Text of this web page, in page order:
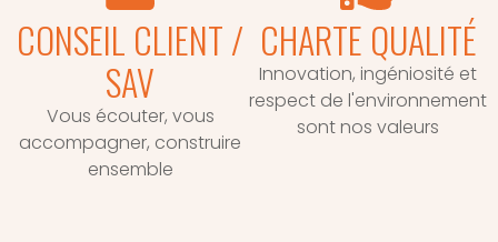
CONSEIL CLIENT /
SAV
Vous écouter, vous
accompagner, construire
ensemble
CHARTE QUALITÉ
Innovation, ingéniosité et
respect de l'environnement
sont nos valeurs